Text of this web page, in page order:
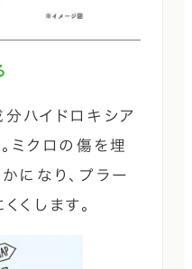
ハイドロキシア
ミクロの傷を埋
になり、プラー
くします。